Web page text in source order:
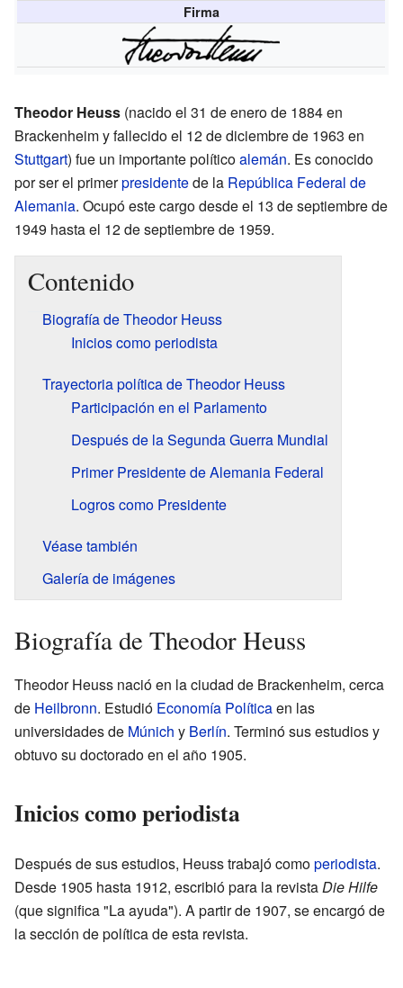
Firma
Theodor Heuss (nacido el 31 de enero de 1884 en
Brackenheim y fallecido el 12 de diciembre de 1963 en
Stuttgart) fue un importante políticoalemán. Es conocido
por ser el primerpresidentede la República Federal de
Alemania. Ocupó este cargo desde el 13 de septiembre de
1949 hasta el 12 de septiembre de 1959.
Contenido
Biografía de Theodor Heuss
Inicios como periodista
Trayectoria política de Theodor Heuss
Participación en el Parlamento
Después de la Segunda Guerra Mundial
Primer Presidente de Alemania Federal
Logros como Presidente
Véase también
Galería de imágenes
Biografía de Theodor Heuss
Theodor Heuss nació en la ciudad de Brackenheim, cerca
de Heilbronn. Estudió Economía Políticaen las
universidades de Múnich y Berlín. Terminó sus estudios y
obtuvo su doctorado en el año 1905.
Inicios como periodista
Después de sus estudios, Heuss trabajó comoperiodista.
Desde 1905 hasta 1912, escribió para la revistaDie Hilfe
(que significa "La ayuda"). A partir de 1907, se encargó de
la sección de política de esta revista.